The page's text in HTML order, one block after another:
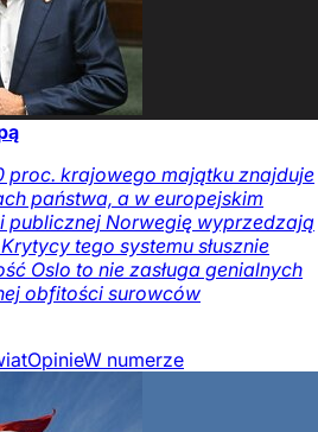
proc. krajowego majątku znajduje
państwa, a w europejskim
publicznej Norwegię wyprzedzają
tego systemu słusznie
Oslo to nie zasługa genialnych
obfitości surowców
OpinieW numerze